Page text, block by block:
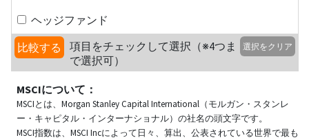
ヘッジファンド
比較する
項目をチェックして選択（※4つま
で選択可）
選択をクリア
MSCIについて：
MSCIとは、Morgan Stanley Capital International（モルガン・スタンレ
ー・キャピタル・インターナショナル）の社名の頭文字です。
MSCI指数は、MSCI Incによって日々、算出、公表されている世界で最も